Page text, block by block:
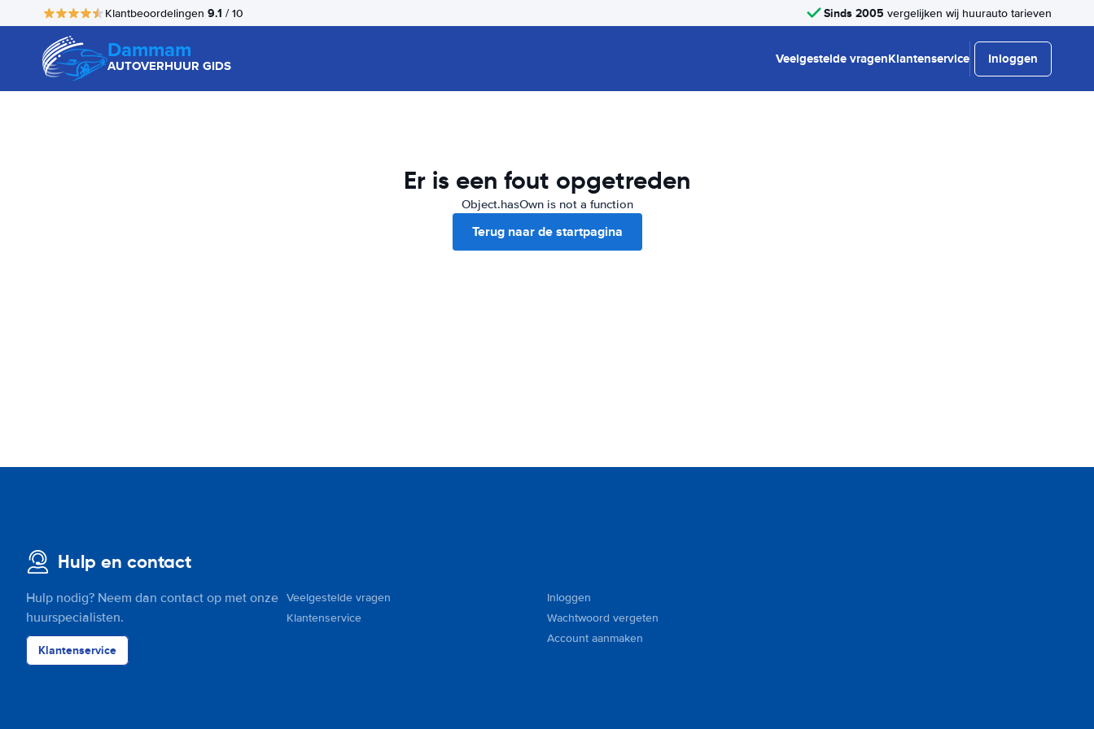
Klantbeoordelingen 9.1 / 10 Sinds 2005 vergelijken wij huurauto tarieven
Dammam
AUTOVERHUUR GIDS Veelgestelde vragenKlantenservice Inloggen
Er is een fout opgetreden
Object.hasOwn is not a function
Terug naar de startpagina
Hulp en contact
Hulp nodig? Neem dan contact op met onze
huurspecialisten.
Klantenservice
Veelgestelde vragen
Klantenservice
Inloggen
Wachtwoord vergeten
Account aanmaken